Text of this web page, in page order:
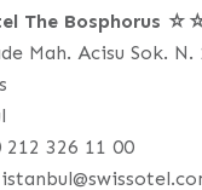
The Bosphorus
Mah. Acisu Sok. N.
212 326 11 00